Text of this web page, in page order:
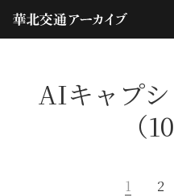
AIキャプ
（
1 2